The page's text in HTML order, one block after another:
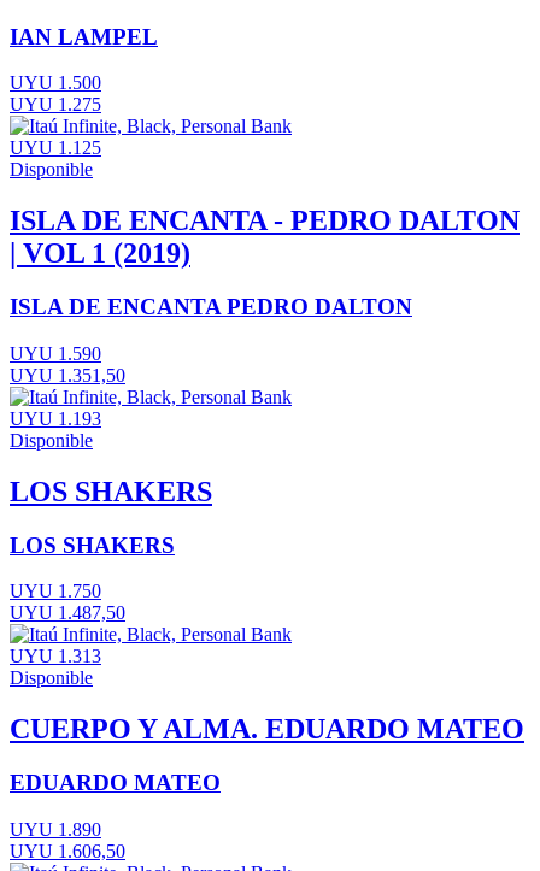
IAN LAMPEL
UYU 1.500
UYU 1.275
UYU 1.125
Disponible
ISLA DE ENCANTA - PEDRO DALTON
| VOL 1 (2019)
ISLA DE ENCANTA PEDRO DALTON
UYU 1.590
UYU 1.351,50
UYU 1.193
Disponible
LOS SHAKERS
LOS SHAKERS
UYU 1.750
UYU 1.487,50
UYU 1.313
Disponible
CUERPO Y ALMA. EDUARDO MATEO
EDUARDO MATEO
UYU 1.890
UYU 1.606,50